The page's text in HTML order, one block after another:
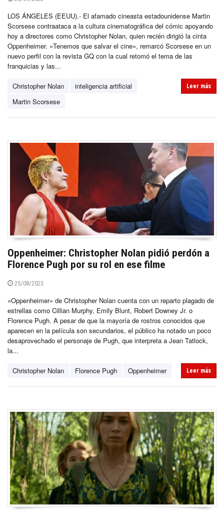
LOS ÁNGELES (EEUU).- El afamado cineasta estadounidense Martin
Scorsese contraataca a la cultura cinematográfica del cómic apoyando
hoy a directores como Christopher Nolan, quien recién dirigió la cinta
Oppenheimer. «Tenemos que salvar el cine», remarcó Scorsese en un
nuevo perfil con la revista GQ con la cual retomó el tema de las
franquicias y las...
Christopher Nolan
inteligencia artificial
Martin Scorsese
Leer más
Oppenheimer: Christopher Nolan pidió perdón a
Florence Pugh por su rol en ese filme
25/08/2023
«Oppenheimer» de Christopher Nolan cuenta con un reparto plagado de
estrellas como Cillian Murphy, Emily Blunt, Robert Downey Jr. o
Florence Pugh. A pesar de que la mayoría de rostros conocidos que
aparecen en la película son secundarios, el público ha notado un poco
desaprovechado el personaje de Pugh, que interpreta a Jean Tatlock,
la...
Christopher Nolan Florence Pugh Oppenheimer Leer más